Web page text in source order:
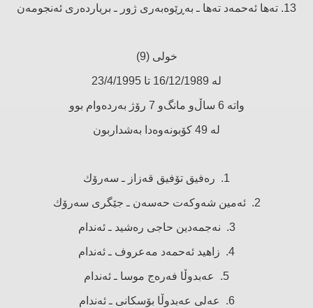
13. تەها ئەحمەد تەها ـ بەڕێوەبەری ژور ـ بریاردەری ئەنجومەن
خولی (9)
لە 16/12/1989 تا 23/4/1995
واتە 6 ساڵ‌و مانگ‌و 7 رۆژ بەردەوام بوو
لە 49 كۆبونەوەدا بەشداربون
1. رەفیق تۆفیق قەزاز ـ سەرۆك
2. ئەمین شەوكەت حەسەن ـ جێگری سەرۆك
3. نەجمەدین حاجی رەشید ـ ئەندام
4. زاهید ئەحمەد مەعروف ـ ئەندام
5. عەبدوڵا فەرەج موسا ـ ئەندام
6. عەلی عەبدوڵا بۆسكانی ـ ئەندام